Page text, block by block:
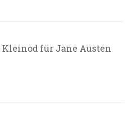
für Jane Austen